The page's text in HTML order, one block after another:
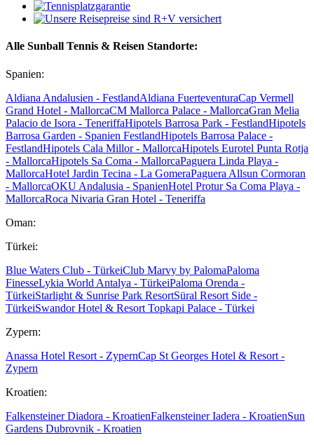
Alle Sunball Tennis & Reisen Standorte:
Spanien:
Aldiana Andalusien - FestlandAldiana FuerteventuraCap Vermell
Grand Hotel - MallorcaCM Mallorca Palace - MallorcaGran Melia
Palacio de Isora - TeneriffaHipotels Barrosa Park - FestlandHipotels
Barrosa Garden - Spanien FestlandHipotels Barrosa Palace -
FestlandHipotels Cala Millor - MallorcaHipotels Eurotel Punta Rotja
- MallorcaHipotels Sa Coma - MallorcaPaguera Linda Playa -
MallorcaHotel Jardin Tecina - La GomeraPaguera Allsun Cormoran
- MallorcaOKU Andalusia - SpanienHotel Protur Sa Coma Playa -
MallorcaRoca Nivaria Gran Hotel - Teneriffa
Oman:
Türkei:
Blue Waters Club - TürkeiClub Marvy by PalomaPaloma
FinesseLykia World Antalya - TürkeiPaloma Orenda -
TürkeiStarlight & Sunrise Park ResortSüral Resort Side -
TürkeiSwandor Hotel & Resort Topkapi Palace - Türkei
Zypern:
Anassa Hotel Resort - ZypernCap St Georges Hotel & Resort -
Zypern
Kroatien:
Falkensteiner Diadora - KroatienFalkensteiner Iadera - KroatienSun
Gardens Dubrovnik - Kroatien